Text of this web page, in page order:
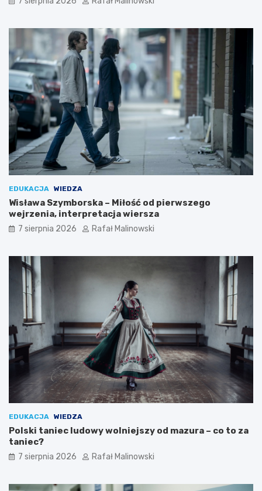
EDUKACJA WIEDZA
Wisława Szymborska – Miłość od pierwszego
wejrzenia, interpretacja wiersza
7 sierpnia 2026 Rafał Malinowski
EDUKACJA WIEDZA
Polski taniec ludowy wolniejszy od mazura – co to za
taniec?
7 sierpnia 2026 Rafał Malinowski